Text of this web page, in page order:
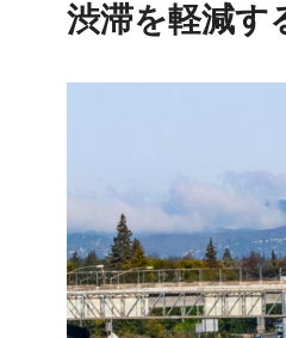
渋滞を軽減す